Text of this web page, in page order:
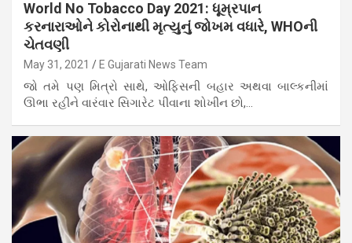
World No Tobacco Day 2021: ધૂમ્રપાન
કરનારાઓને કોરોનાથી મૃત્યુનું જોખમ વધારે, WHOની
ચેતવણી
May 31, 2021 E Gujarati News Team
જો તમે પણ મિત્રો સાથે, ઓફિસની બહાર અથવા બાલ્કનીમાં
ઊભા રહીને વારંવાર સિગારેટ પીવાના શોખીન છો,…